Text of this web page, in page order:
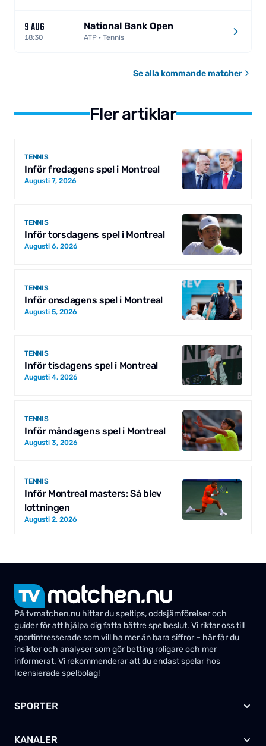
9 AUG
18:30
National Bank Open
ATP · Tennis
Se alla kommande matcher
Fler artiklar
TENNIS
Inför fredagens spel i Montreal
Augusti 7, 2026
TENNIS
Inför torsdagens spel i Montreal
Augusti 6, 2026
TENNIS
Inför onsdagens spel i Montreal
Augusti 5, 2026
TENNIS
Inför tisdagens spel i Montreal
Augusti 4, 2026
TENNIS
Inför måndagens spel i Montreal
Augusti 3, 2026
TENNIS
Inför Montreal masters: Så blev
lottningen
Augusti 2, 2026
På tvmatchen.nu hittar du speltips, oddsjämförelser och
guider för att hjälpa dig fatta bättre spelbeslut. Vi riktar oss till
sportintresserade som vill ha mer än bara siffror – här får du
insikter och analyser som gör betting roligare och mer
informerat. Vi rekommenderar att du endast spelar hos
licensierade spelbolag!
SPORTER
KANALER